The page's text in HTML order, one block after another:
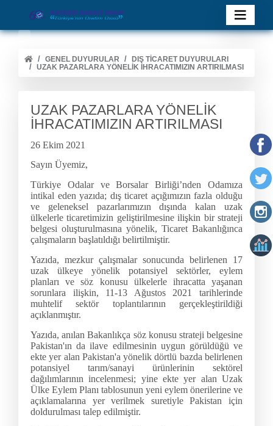
GENEL DUYURULAR
DIŞ TİCARET DUYURULARI
UZAK PAZARLARA YÖNELİK İHRACATIMIZIN ARTIRILMASI
UZAK PAZARLARA YÖNELİK
İHRACATIMIZIN ARTIRILMASI
26 Ekim 2021
Sayın Üyemiz,
Türkiye Odalar ve Borsalar Birliği’nden Odamıza
intikal eden yazıda; dış ticaret açığımızın fazla olduğu
ve geleneksel pazarlarımızın dışında kalan uzak
ülkelerle ticaretimizin geliştirilmesine ilişkin bir strateji
belgesi oluşturulmasına yönelik, Ticaret Bakanlığınca
çalışmaların başlatıldığı belirtilmiştir.
Yazıda, mezkur çalışmalar sonucunda belirlenen 17
uzak ülkeye yönelik potansiyel sektörler, eylem
planları ve söz konusu ülkelerle ihracatta yaşanan
sorunlara ilişkin, 11-13 Ağustos 2021
tarihlerinde
muhtelif sektör toplantılarının gerçekleştirildiği
açıklanmıştır.
Yazıda, anılan Bakanlıkça söz konusu strateji belgesine
Pakistan'ın da ilave edilmesinin uygun görüldüğü ve
ekte yer alan Pakistan'a yönelik dörtlü bazda belirlenen
potansiyel tarım/sanayi ürünlerinin sektörel
dağılımlarının incelenmesi; yine ekte yer alan Uzak
Ülke Eylem Planı tablosunun yeni eylem önerilerine ve
açıklamalarına yer verilmek suretiyle Pakistan için
doldurulması talep edilmiştir.